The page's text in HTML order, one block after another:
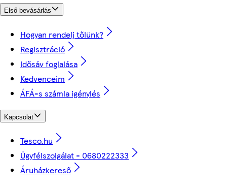
Első bevásárlás
Hogyan rendelj tőlünk?
Regisztráció
Idősáv foglalása
Kedvenceim
ÁFÁ-s számla igénylés
Kapcsolat
Tesco.hu
Ügyfélszolgálat - 0680222333
Áruházkereső